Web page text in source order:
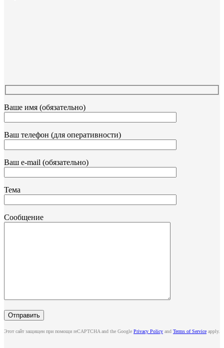
Ваше имя (обязательно)
Ваш телефон (для оперативности)
Ваш e-mail (обязательно)
Тема
Сообщение
Этот сайт защищен при помощи reCAPTCHA and the Google Privacy Policy and Terms of Service apply.